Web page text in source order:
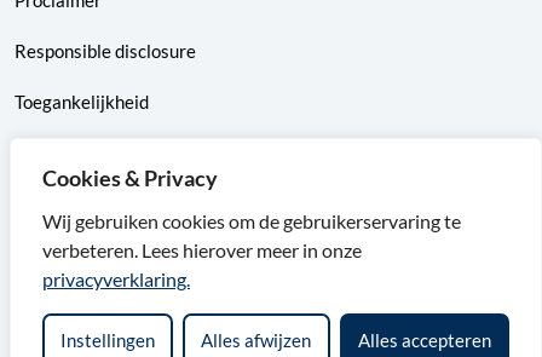
Cookies & Privacy
Wij gebruiken cookies om de gebruikerservaring te
verbeteren. Lees hierover meer in onze
privacyverklaring.
Instellingen Alles afwijzen Alles accepteren
Responsible disclosure
Toegankelijkheid
F
a
c
X
v
a
n
i
n